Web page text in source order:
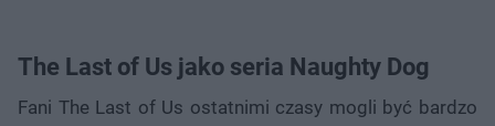
The Last of Us jako seria Naughty Dog
Fani The Last of Us ostatnimi czasy mogli być bardzo